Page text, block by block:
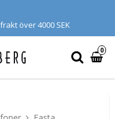
över 4000 SEK
0